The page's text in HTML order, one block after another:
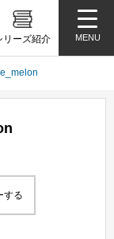
リーズ紹介 MENU
する